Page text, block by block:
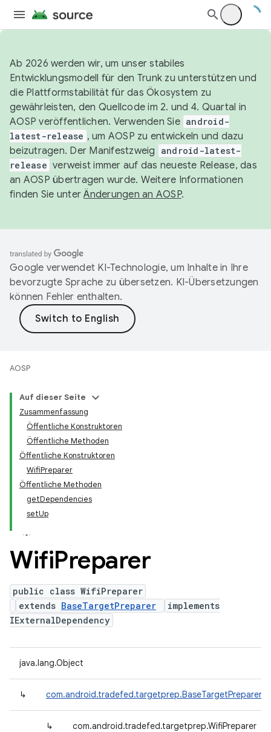
Ab 2026 werden wir, um unser stabiles
Entwicklungsmodell für den Trunk zu unterstützen und
die Plattformstabilität für das Ökosystem zu
gewährleisten, den Quellcode im 2. und 4. Quartal in
AOSP veröffentlichen. Verwenden Sie android-
latest-release , um AOSP zu entwickeln und dazu
beizutragen. Der Manifestzweig
android-latest-
release verweist immer auf das neueste Release, das
an AOSP übertragen wurde. Weitere Informationen
finden Sie unterÄnderungen an AOSP.
Google verwendet KI-Technologie, um Inhalte in Ihre
bevorzugte Sprache zu übersetzen. KI-Übersetzungen
können Fehler enthalten.
AOSP
Auf dieser Seite
Zusammenfassung
Öffentliche Konstruktoren
Öffentliche Methoden
Öffentliche Konstruktoren
WifiPreparer
Öffentliche Methoden
getDependencies
setUp
WifiPreparer
public class WifiPreparer
extends BaseTargetPreparer
implements
IExternalDependency
java.lang.Object
↳ com.android.tradefed.targetprep.BaseTargetPreparer
↳ com.android.tradefed.targetprep.WifiPreparer